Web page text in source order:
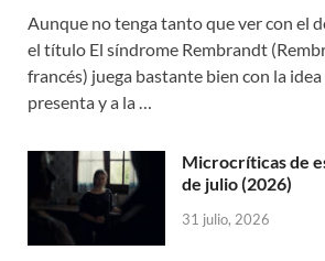
Aunque no tenga tanto que ver con el
el título El síndrome Rembrandt
francés) juega bastante bien con la
presenta y a la …
Microcríticas de
de julio (2026)
31 julio, 2026